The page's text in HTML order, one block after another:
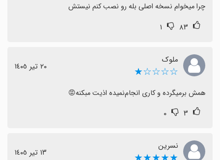
چرا میخوام نسخه اصلی بله رو نصب کنم نیستش
۸۳ ۱
ملوک
☆☆☆☆★ ٢٠ تیر ١٤٠٥
همش برمیگرده و کاری انجام‌نمیده اذیت مبکنه😡
۳ ۰
نسرین
١٣ تیر ١٤٠٥